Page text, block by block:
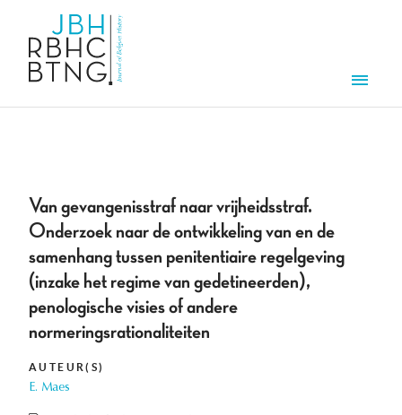
Van gevangenisstraf naar vrijheidsstraf.
Onderzoek naar de ontwikkeling van en de
samenhang tussen penitentiaire regelgeving
(inzake het regime van gedetineerden),
penologische visies of andere
normeringsrationaliteiten
AUTEUR(S)
E. Maes